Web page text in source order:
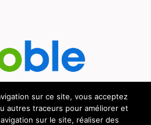
de la cuisine.
sur ce site, vous acceptez
autres traceurs pour améliorer et
sur le site, réaliser des